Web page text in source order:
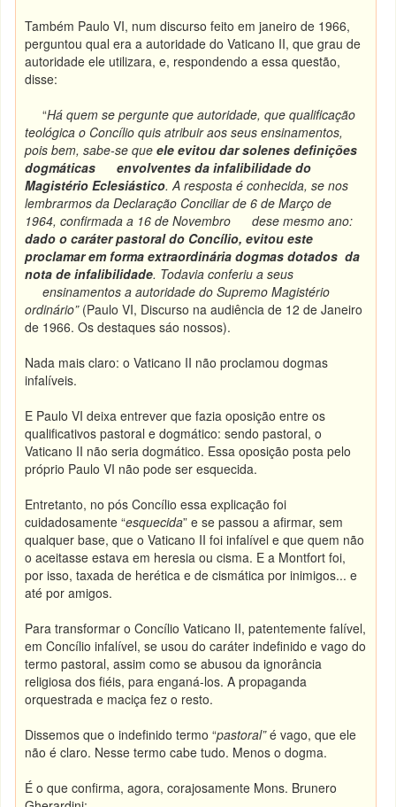
Também Paulo VI, num discurso feito em janeiro de 1966,
perguntou qual era a autoridade do Vaticano II, que grau de
autoridade ele utilizara, e, respondendo a essa questão,
disse:
“Há quem se pergunte que autoridade, que qualificação
teológica o Concílio quis atribuir aos seus ensinamentos,
pois bem, sabe-se queele evitou dar solenes definições
dogmáticas envolventes da infalibilidade do
Magistério Eclesiástico. A resposta é conhecida, se nos
lembrarmos da Declaração Conciliar de 6 de Março de
1964, confirmada a 16 de Novembro dese mesmo ano:
dado o caráter pastoral do Concílio, evitou este
proclamar em forma extraordinária dogmas dotados da
nota de infalibilidade. Todavia conferiu a seus
ensinamentos a autoridade do Supremo Magistério
ordinário” (Paulo VI, Discurso na audiência de 12 de Janeiro
de 1966. Os destaques sáo nossos).
Nada mais claro: o Vaticano II não proclamou dogmas
infalíveis.
E Paulo VI deixa entrever que fazia oposição entre os
qualificativos pastoral e dogmático: sendo pastoral, o
Vaticano II não seria dogmático. Essa oposição posta pelo
próprio Paulo VI não pode ser esquecida.
Entretanto, no pós Concílio essa explicação foi
cuidadosamente “esquecida” e se passou a afirmar, sem
qualquer base, que o Vaticano II foi infalível e que quem não
o aceitasse estava em heresia ou cisma. E a Montfort foi,
por isso, taxada de herética e de cismática por inimigos... e
até por amigos.
Para transformar o Concílio Vaticano II, patentemente falível,
em Concílio infalível, se usou do caráter indefinido e vago do
termo pastoral, assim como se abusou da ignorância
religiosa dos fiéis, para enganá-los. A propaganda
orquestrada e maciça fez o resto.
Dissemos que o indefinido termo “pastoral”é vago, que ele
não é claro. Nesse termo cabe tudo. Menos o dogma.
É o que confirma, agora, corajosamente Mons. Brunero